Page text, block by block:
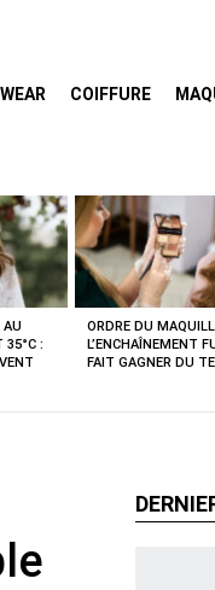
COIFFURE
AU
35°C :
ORDRE DU
L’ENCHAÎNEMENT
FAIT GAGNER DU